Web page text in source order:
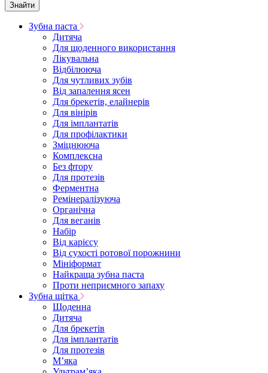
Знайти
Зубна паста
Дитяча
Для щоденного використання
Лікувальна
Відбілююча
Для чутливих зубів
Від запалення ясен
Для брекетів, елайнерів
Для вінірів
Для імплантатів
Для профілактики
Зміцнююча
Комплексна
Без фтору
Для протезів
Ферментна
Ремінералізуюча
Органічна
Для веганів
Набір
Від карієсу
Від сухості ротової порожнини
Мініформат
Найкраща зубна паста
Проти неприємного запаху
Зубна щітка
Щоденна
Дитяча
Для брекетів
Для імплантатів
Для протезів
Мʼяка